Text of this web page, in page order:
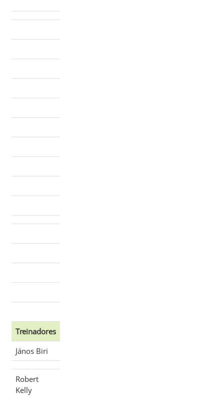
Treinadores
János Biri
Robert
Kelly